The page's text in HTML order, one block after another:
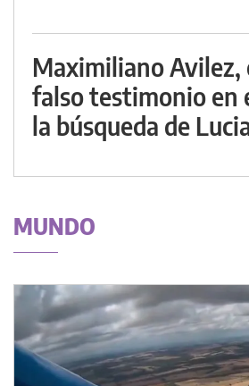
Maximiliano Avilez,
falso testimonio en
la búsqueda de
MUNDO